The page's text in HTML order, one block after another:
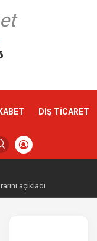
DIŞ TİCARET
açıkladı